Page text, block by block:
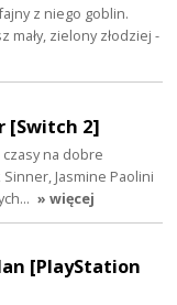
z niego goblin.
mały, zielony złodziej -
[Switch 2]
na dobre
Jasmine Paolini
» więcej
[PlayStation